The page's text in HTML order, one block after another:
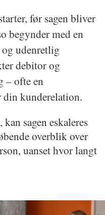
før sagen bliver
begynder med en
udenretlig
debitor og
– ofte en
din kunderelation.
sagen eskaleres
overblik over
uanset hvor langt